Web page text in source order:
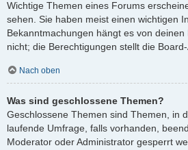
Wichtige Themen eines Forums
sehen. Sie haben meist einen wichtigen
Bekanntmachungen hängt es von
nicht; die Berechtigungen stellt die
Nach oben
Was sind geschlossene Themen?
Geschlossene Themen sind Themen, in
laufende Umfrage, falls vorhanden,
Moderator oder Administrator gesperrt